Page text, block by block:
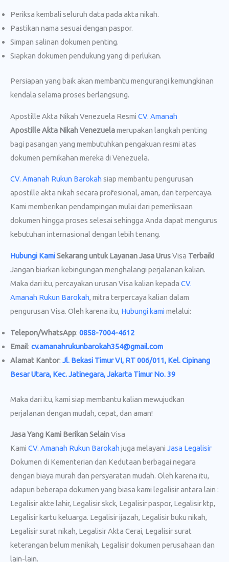
Periksa kembali seluruh data pada akta nikah.
Pastikan nama sesuai dengan paspor.
Simpan salinan dokumen penting.
Siapkan dokumen pendukung yang di perlukan.
Persiapan yang baik akan membantu mengurangi kemungkinan
kendala selama proses berlangsung.
Apostille Akta Nikah Venezuela Resmi CV. Amanah
Apostille Akta Nikah Venezuelamerupakan langkah penting
bagi pasangan yang membutuhkan pengakuan resmi atas
dokumen pernikahan mereka di Venezuela.
CV. Amanah Rukun Barokah siap membantu pengurusan
apostille akta nikah secara profesional, aman, dan terpercaya.
Kami memberikan pendampingan mulai dari pemeriksaan
dokumen hingga proses selesai sehingga Anda dapat mengurus
kebutuhan internasional dengan lebih tenang.
Hubungi KamiSekarang untuk Layanan Jasa UrusVisa Terbaik!
Jangan biarkan kebingungan menghalangi perjalanan kalian.
Maka dari itu, percayakan urusan Visa kalian kepada CV.
Amanah Rukun Barokah, mitra terpercaya kalian dalam
pengurusan Visa. Oleh karena itu, Hubungi kamimelalui:
Telepon/WhatsApp: 0858-7004-4612
Email: cv.amanahrukunbarokah354@gmail.com
Alamat Kantor: Jl. Bekasi Timur VI, RT 006/011, Kel. Cipinang
Besar Utara, Kec. Jatinegara, Jakarta Timur No. 39
Maka dari itu, kami siap membantu kalian mewujudkan
perjalanan dengan mudah, cepat, dan aman!
Jasa Yang Kami Berikan SelainVisa
Kami CV. Amanah Rukun Barokah juga melayani Jasa Legalisir
Dokumen di Kementerian dan Kedutaan berbagai negara
dengan biaya murah dan persyaratan mudah. Oleh karena itu,
adapun beberapa dokumen yang biasa kami legalisir antara lain :
Legalisir akte lahir, Legalisir skck, Legalisir paspor, Legalisir ktp,
Legalisir kartu keluarga. Legalisir ijazah, Legalisir buku nikah,
Legalisir surat nikah, Legalisir Akta Cerai, Legalisir surat
keterangan belum menikah, Legalisir dokumen perusahaan dan
lain-lain.